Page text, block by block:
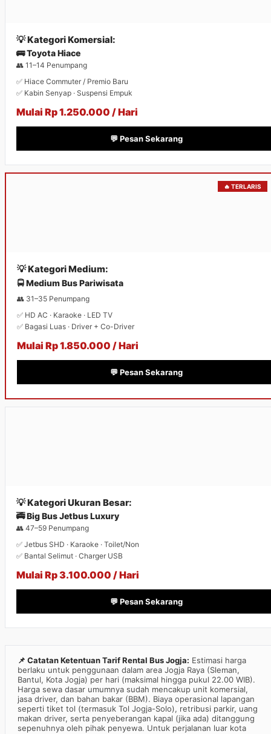
💡 Kategori Komersial:
🚌 Toyota Hiace
👥 11–14 Penumpang
✅ Hiace Commuter / Premio Baru
✅ Kabin Senyap · Suspensi Empuk
Mulai Rp 1.250.000 / Hari
💬 Pesan Sekarang
🔥 TERLARIS
💡 Kategori Medium:
🚍 Medium Bus Pariwisata
👥 31–35 Penumpang
✅ HD AC · Karaoke · LED TV
✅ Bagasi Luas · Driver + Co-Driver
Mulai Rp 1.850.000 / Hari
💬 Pesan Sekarang
💡 Kategori Ukuran Besar:
🚎 Big Bus Jetbus Luxury
👥 47–59 Penumpang
✅ Jetbus SHD · Karaoke · Toilet/Non
✅ Bantal Selimut · Charger USB
Mulai Rp 3.100.000 / Hari
💬 Pesan Sekarang
📌 Catatan Ketentuan Tarif Rental Bus Jogja: Estimasi harga
berlaku untuk penggunaan dalam area Jogja Raya (Sleman,
Bantul, Kota Jogja) per hari (maksimal hingga pukul 22.00 WIB).
Harga sewa dasar umumnya sudah mencakup unit komersial,
jasa driver, dan bahan bakar (BBM). Biaya operasional lapangan
seperti tiket tol (termasuk Tol Jogja-Solo), retribusi parkir, uang
makan driver, serta penyeberangan kapal (jika ada) ditanggung
sepenuhnya oleh pihak penyewa. Untuk perjalanan luar kota